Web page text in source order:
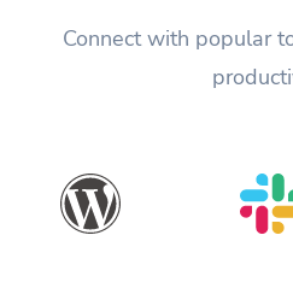
Connect with popular